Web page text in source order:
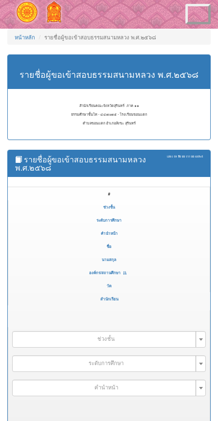
Toggle
navigation
หน้าหลัก รายชื่อผู้ขอเข้าสอบธรรมสนามหลวง พ.ศ.๒๕๖๘
รายชื่อผู้ขอเข้าสอบธรรมสนามหลวง พ.ศ.๒๕๖๘
สำนักเรียนคณะจังหวัดสุรินทร์ ภาค ๑๑
ธรรมศึกษาชั้นโท - ๔๔๗๐๗๕ - โรงเรียนขอนแตก
ตำบลขอนแตก อำเภอสังขะ สุรินทร์
แสดง 51 ถึง 93 จาก 93 ผลลัพธ์
รายชื่อผู้ขอเข้าสอบธรรมสนามหลวง
พ.ศ.๒๕๖๘
#
ช่วงชั้น
ระดับการศึกษา
คำนำหน้า
ชื่อ
นามสกุล
องค์กร/สถานศึกษา
วัด
สำนักเรียน
ช่วงชั้น
ระดับการศึกษา
คำนำหน้า